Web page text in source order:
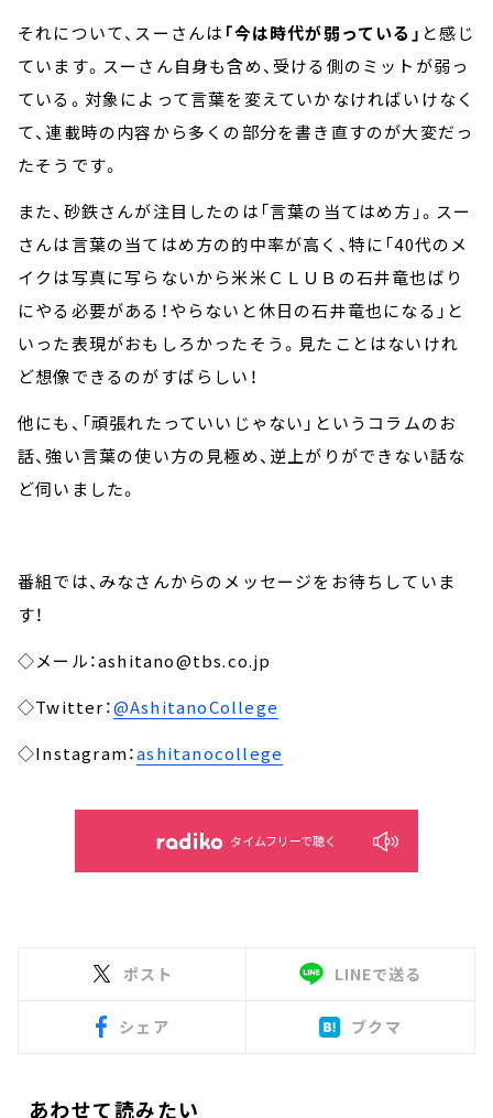
それについて、スーさんは 「今は時代が弱っている」 と感じ
ています。スーさん自身も含め、受ける側のミットが弱っ
ている。対象によって言葉を変えていかなければいけなく
て、連載時の内容から多くの部分を書き直すのが大変だっ
たそうです。
また、砂鉄さんが注目したのは「言葉の当てはめ方」。スー
さんは言葉の当てはめ方の的中率が高く、特に「40代のメ
イクは写真に写らないから米米ＣＬＵＢの石井竜也ばり
にやる必要がある！やらないと休日の石井竜也になる」と
いった表現がおもしろかったそう。見たことはないけれ
ど想像できるのがすばらしい！
他にも、「頑張れたっていいじゃない」というコラムのお
話、強い言葉の使い方の見極め、逆上がりができない話な
ど伺いました。
番組では、みなさんからのメッセージをお待ちしていま
す！
◇メール：ashitano@tbs.co.jp
◇Twitter：@AshitanoCollege
◇Instagram：ashitanocollege
タイムフリーで聴く
ポスト LINEで送る
シェア ブクマ
あわせて読みたい